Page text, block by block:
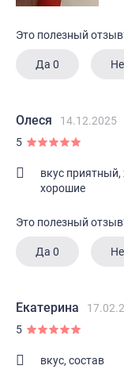
Это полезный
Да 0
Олеся
14.12.2025
5
вкус
хорошие
Это полезный
Да 0
Екатерина
5
вкус, состав